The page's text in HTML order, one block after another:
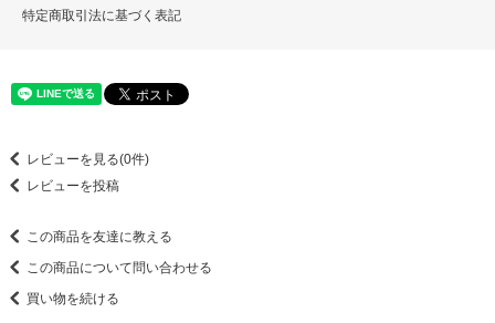
特定商取引法に基づく表記
レビューを見る(0件)
レビューを投稿
この商品を友達に教える
この商品について問い合わせる
買い物を続ける